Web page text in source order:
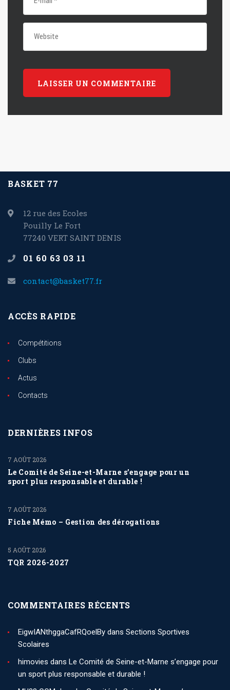
BASKET 77
12 rue des Ecoles
Pouilly Le Fort
77240 VERT SAINT DENIS
01 60 63 03 11
contact@basket77.fr
ACCÈS RAPIDE
Compétitions
Clubs
Actus
Contacts
DERNIÈRES INFOS
Le Comité de Seine-et-Marne s’engage pour un
sport plus responsable et durable !
7 AOÛT 2026
Fiche Mémo – Gestion des dérogations
7 AOÛT 2026
TQR 2026-2027
5 AOÛT 2026
COMMENTAIRES RÉCENTS
EigwIANthggaCafRQoelBy dans Sections Sportives
Scolaires
himovies dans Le Comité de Seine-et-Marne s’engage pour
un sport plus responsable et durable !